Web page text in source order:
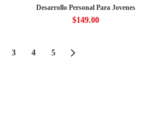
Desarrollo Personal Para Jovenes
$149.00
3 4 5